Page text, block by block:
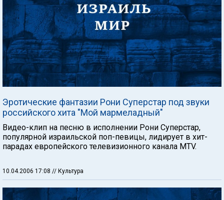
Эротические фантазии Рони Суперстар под звуки
российского хита "Мой мармеладный"
Видео-клип на песню в исполнении Рони Суперстар,
популярной израильской поп-певицы, лидирует в хит-
парадах европейского телевизионного канала MTV.
10.04.2006 17:08 // Культура